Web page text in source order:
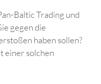
Baltic Trading und
gegen die
haben sollen?
einer solchen